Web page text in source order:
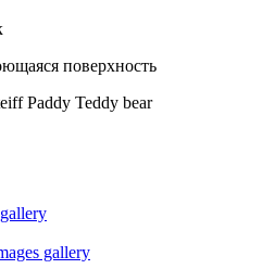
поверхность
Paddy Teddy bear
gallery